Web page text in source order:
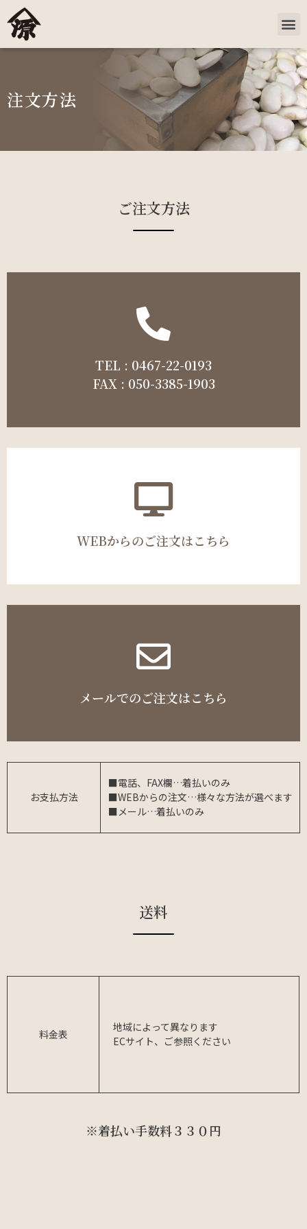
注文方法
ご注文方法
TEL : 0467-22-0193
FAX : 050-3385-1903
WEBからのご注文はこちら
メールでのご注文はこちら
お支払方法
■電話、FAX欄…着払いのみ
■WEBからの注文…様々な方法が選べます
■メール…着払いのみ
送料
料金表
地域によって異なります
ECサイト、ご参照ください
※着払い手数料３３０円